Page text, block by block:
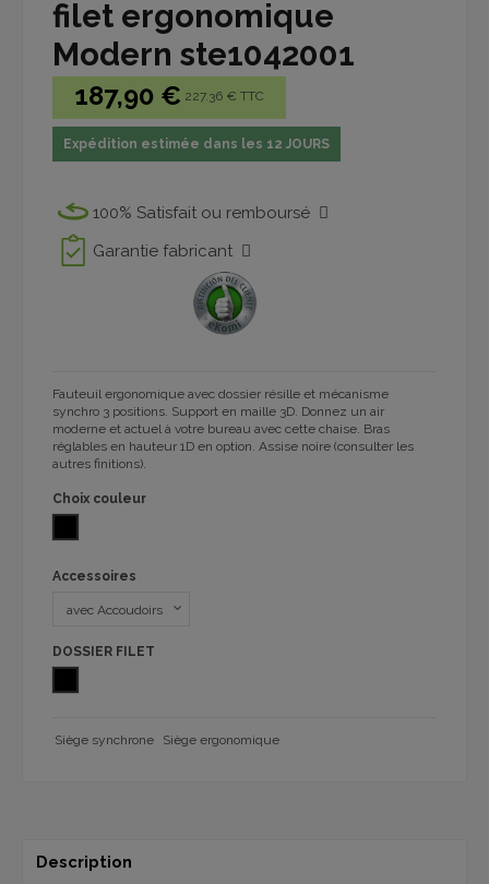
filet ergonomique
Modern ste1042001
187,90 € 227.36 € TTC
Expédition estimée dans les 12 JOURS
100% Satisfait ou remboursé
Garantie fabricant
Fauteuil ergonomique avec dossier résille et mécanisme
synchro 3 positions. Support en maille 3D. Donnez un air
moderne et actuel à votre bureau avec cette chaise. Bras
réglables en hauteur 1D en option. Assise noire (consulter les
autres finitions).
Choix couleur
Accessoires
DOSSIER FILET
Siège synchrone Siège ergonomique
Description